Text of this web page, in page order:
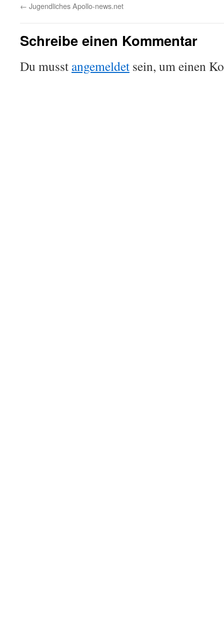
← Jugendliches Apollo-news.net
Schreibe einen Kommentar
Du musst angemeldet sein, um einen